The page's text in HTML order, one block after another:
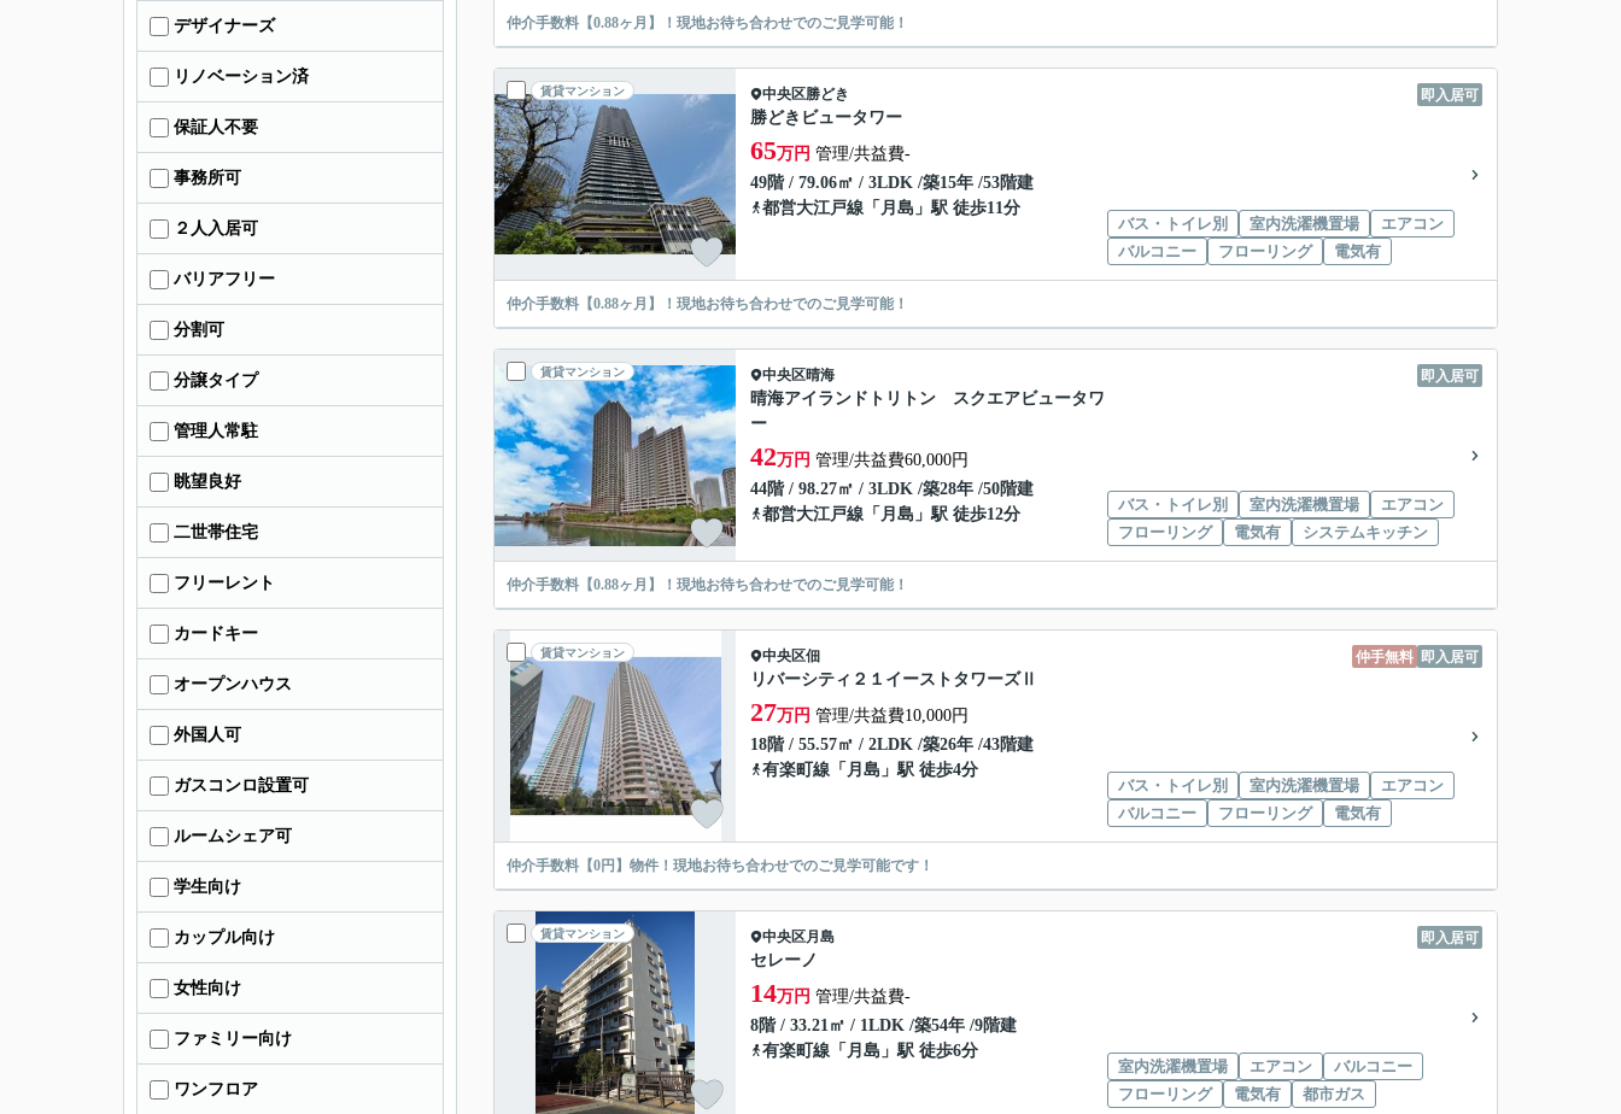
仲介手数料【0.88ヶ月】！現地お待ち合わせでのご見学可能！
賃貸マンション 即入居可
中央区勝どき
勝どきビュータワー
65万円 管理/共益費-
49階 / 79.06㎡ / 3LDK /築15年 /53階建
都営大江戸線 「 月島 」駅 徒歩11分
バス・トイレ別
室内洗濯機置場
エアコン
バルコニー
フローリング 電気有
仲介手数料【0.88ヶ月】！現地お待ち合わせでのご見学可能！
賃貸マンション 即入居可
中央区晴海
晴海アイランドトリトン スクエアビュータワ
ー
42万円 管理/共益費60,000円
44階 / 98.27㎡ / 3LDK /築28年 /50階建
都営大江戸線 「 月島 」駅 徒歩12分
バス・トイレ別 室内洗濯機置場
エアコン
フローリング
電気有 システムキッチン
仲介手数料【0.88ヶ月】！現地お待ち合わせでのご見学可能！
賃貸マンション 仲手無料 即入居可
中央区佃
リバーシティ２１イーストタワーズⅡ
27万円 管理/共益費10,000円
18階 / 55.57㎡ / 2LDK /築26年 /43階建
有楽町線 「 月島 」駅 徒歩4分
バス・トイレ別
室内洗濯機置場
エアコン
バルコニー
フローリング 電気有
仲介手数料【0円】物件！現地お待ち合わせでのご見学可能です！
賃貸マンション 即入居可
中央区月島
セレーノ
14万円 管理/共益費-
8階 / 33.21㎡ / 1LDK /築54年 /9階建
有楽町線 「 月島 」駅 徒歩6分
室内洗濯機置場
エアコン
バルコニー
フローリング
電気有 都市ガス
デザイナーズ
リノベーション済
保証人不要
事務所可
２人入居可
バリアフリー
分割可
分譲タイプ
管理人常駐
眺望良好
二世帯住宅
フリーレント
カードキー
オープンハウス
外国人可
ガスコンロ設置可
ルームシェア可
学生向け
カップル向け
女性向け
ファミリー向け
ワンフロア